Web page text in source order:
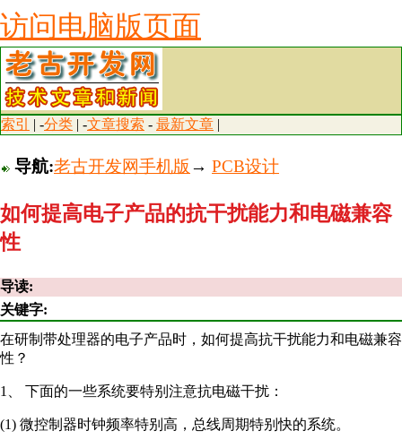
访问电脑版页面
索引 | -分类 | -文章搜索 - 最新文章 |
导航:老古开发网手机版 → PCB设计
如何提高电子产品的抗干扰能力和电磁兼容
性
导读:
关键字:
在研制带处理器的电子产品时，如何提高抗干扰能力和电磁兼容
性？
1、 下面的一些系统要特别注意抗电磁干扰：
(1) 微控制器时钟频率特别高，总线周期特别快的系统。